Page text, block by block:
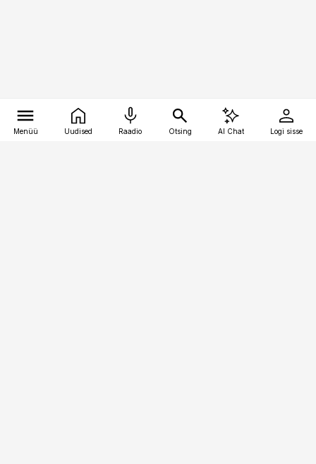
Menüü Uudised Raadio Otsing AI Chat Logi sisse